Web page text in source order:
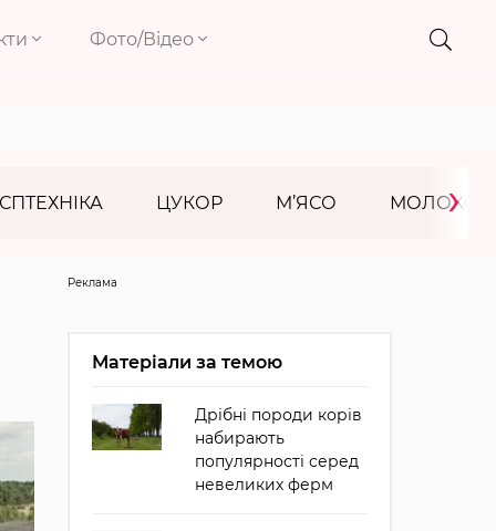
Фото/Відео
ЦУКОР М’ЯСО МОЛОКО
›
Реклама
Матеріали за темою
Дрібні породи корів
набирають
популярності серед
невеликих ферм